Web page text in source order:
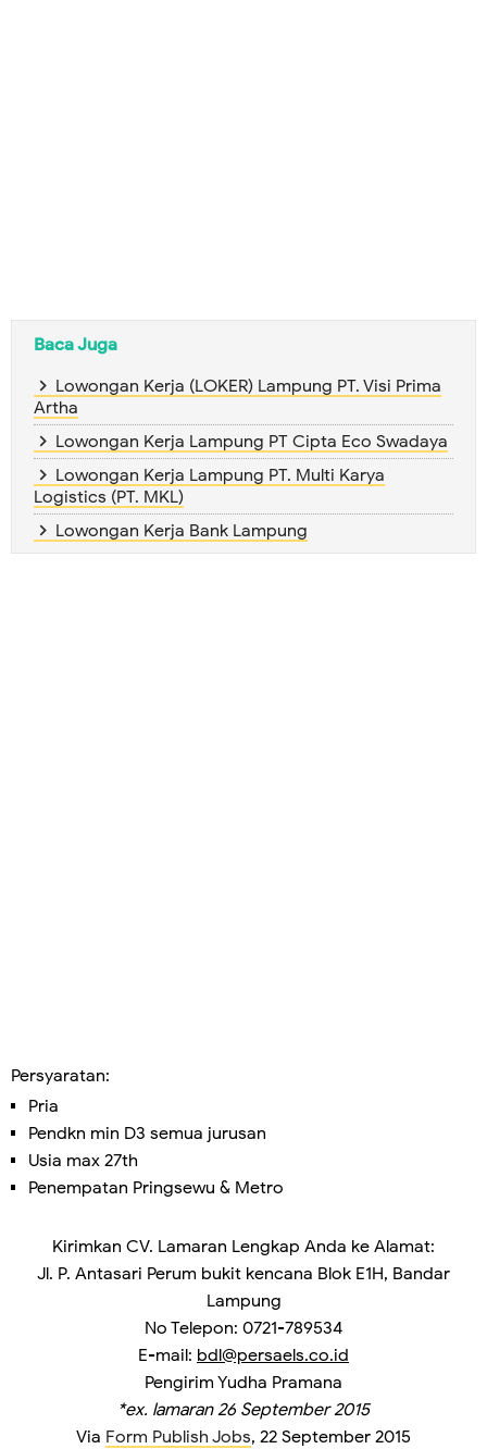
Baca Juga
Lowongan Kerja (LOKER) Lampung PT. Visi Prima
Artha
Lowongan Kerja Lampung PT Cipta Eco Swadaya
Lowongan Kerja Lampung PT. Multi Karya
Logistics (PT. MKL)
Lowongan Kerja Bank Lampung
Persyaratan:
Pria
Pendkn min D3 semua jurusan
Usia max 27th
Penempatan Pringsewu & Metro
Kirimkan CV. Lamaran Lengkap Anda ke Alamat:
Jl. P. Antasari Perum bukit kencana Blok E1H, Bandar
Lampung
No Telepon: 0721-789534
E-mail: bdl@persaels.co.id
Pengirim Yudha Pramana
*ex. lamaran26 September 2015
Via Form Publish Jobs, 22 September 2015